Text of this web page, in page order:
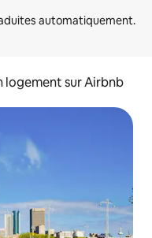
logement sur Airbnb